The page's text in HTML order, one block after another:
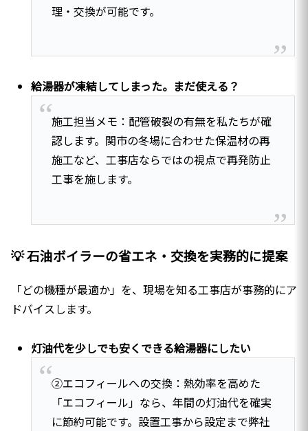
理・交換が可能です。
給湯器が凍結してしまった。まだ使える？
施工担当メモ：配管破裂の有無を私たちが確
認します。関市の冬場に合わせた保温材の再
施工など、工事店ならではの視点で再発防止
工事を施します。
💡 石油ボイラーの省エネ・交換を実務的に提案
「どの機種が最適か」を、現場を知る工事店が事務的にア
ドバイスします。
灯油代を少しでも安くできる給湯器にしたい
②エコフィールへの交換：熱効率を高めた
「エコフィール」なら、年間の灯油代を確実
に節約可能です。設置工事から設定まで弊社